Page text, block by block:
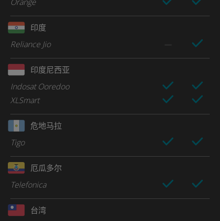
印度
Reliance Jio
印度尼西亚
Indosat Ooredoo
XLSmart
危地马拉
Tigo
厄瓜多尔
Telefonica
台湾